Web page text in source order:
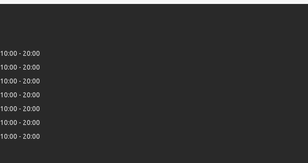
10:00
20:00
10:00
20:00
10:00
20:00
10:00
20:00
10:00
20:00
10:00
20:00
10:00 20:00